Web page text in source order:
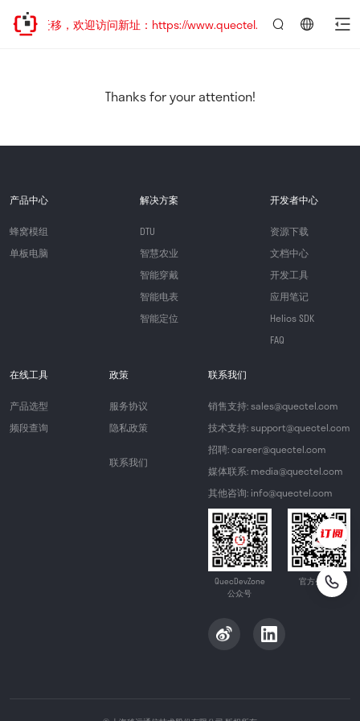
地址已迁移，欢迎访问新址：https://www.quectel.com.cn
Thanks for your attention!
产品中心
蜂窝模组
单板电脑
解决方案
DTU
智慧农业
智能穿戴
智能电表
智能定位
开发者中心
资源下载
文档中心
开发工具
应用笔记
Helios SDK
FAQ
在线工具
产品选型
频段查询
政策
服务协议
隐私政策
联系我们
联系我们
销售支持: sales@quectel.com
技术支持: support@quectel.com
招聘: career@quectel.com
媒体联系: media@quectel.com
其他咨询: info@quectel.com
QuecDevZone
公众号
官方公众号